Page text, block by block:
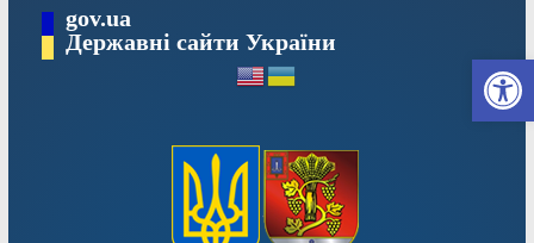
вмісту
gov.ua
Державні сайти України